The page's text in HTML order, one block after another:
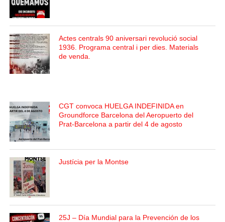
Actes centrals 90 aniversari revolució social
1936. Programa central i per dies. Materials
de venda.
CGT convoca HUELGA INDEFINIDA en
Groundforce Barcelona del Aeropuerto del
Prat-Barcelona a partir del 4 de agosto
Justícia per la Montse
25J – Día Mundial para la Prevención de los